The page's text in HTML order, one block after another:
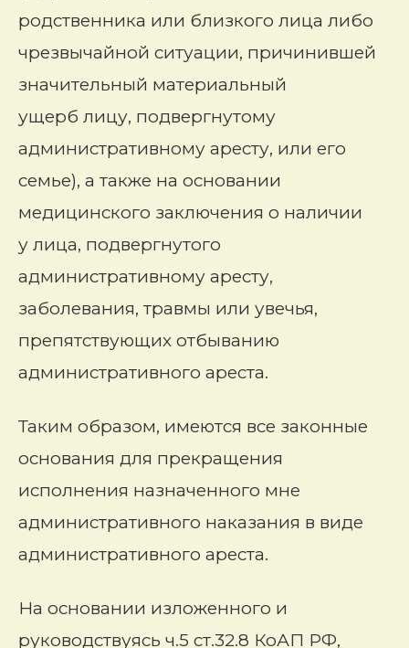
родственника или близкого лица либо
чрезвычайной ситуации, причинившей
значительный материальный
ущерб лицу, подвергнутому
административному аресту, или его
семье), а также на основании
медицинского заключения о наличии
у лица, подвергнутого
административному аресту,
заболевания, травмы или увечья,
препятствующих отбыванию
административного ареста.
Таким образом, имеются все законные
основания для прекращения
исполнения назначенного мне
административного наказания в виде
административного ареста.
На основании изложенного и
руководствуясь ч.5 ст.32.8 КоАП РФ,